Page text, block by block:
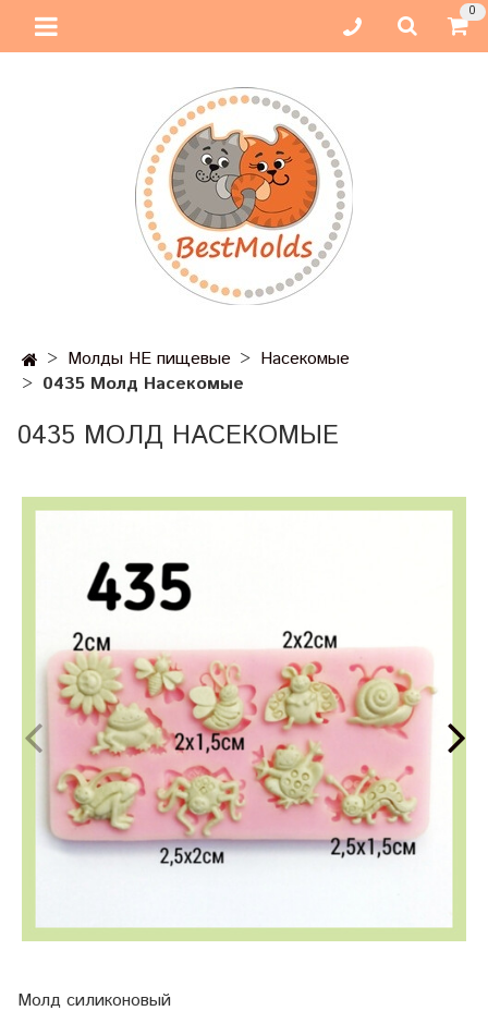
0
Молды НЕ пищевые
Насекомые
0435 Молд Насекомые
0435 МОЛД НАСЕКОМЫЕ
Молд силиконовый